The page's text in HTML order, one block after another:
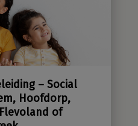
– Social
Hoofdorp,
of